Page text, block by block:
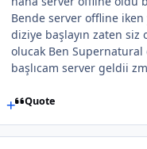
Bende server offline iken
diziye başlayın zaten
olucak Ben Supernatural
başlıcam server geldii
Quote